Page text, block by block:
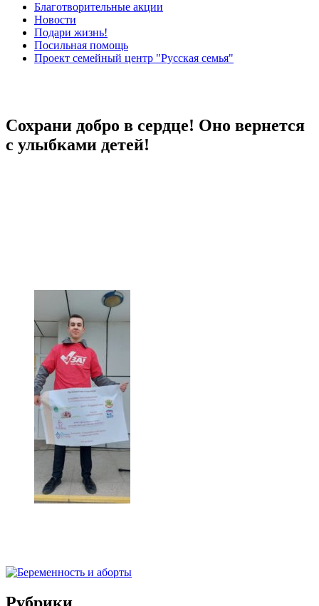
Благотворительные акции
Новости
Подари жизнь!
Посильная помощь
Проект семейный центр "Русская семья"
Сохрани добро в сердце! Оно вернется
с улыбками детей!